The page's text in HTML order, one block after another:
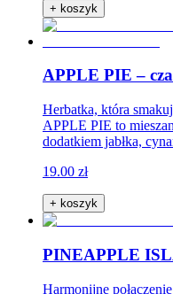
+ koszyk
APPLE PIE –
Herbatka, która
APPLE PIE to
dodatkiem jabłka,
19.00 zł
+ koszyk
PINEAPPLE
Harmonijne